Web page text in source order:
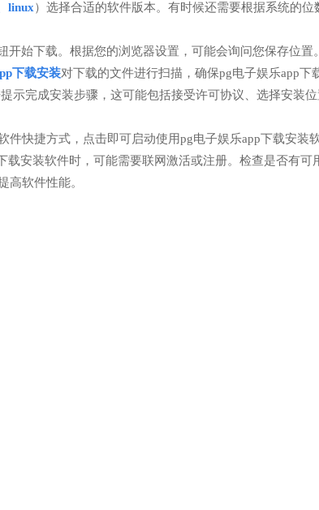
linux）选择合适的软件版本。有时候还需要根据系统的位
开始下载。根据您的浏览器设置，可能会询问您保存位置
下载安装对下载的文件进行扫描，确保pg电子娱乐app下
示完成安装步骤，这可能包括接受许可协议、选择安装
快捷方式，点击即可启动使用pg电子娱乐app下载安装
安装软件时，可能需要联网激活或注册。检查是否有可
高软件性能。